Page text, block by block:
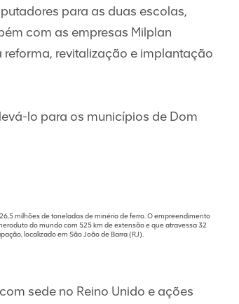
para as duas escolas,
com as empresas Milplan
reforma, revitalização e implantação
lo para os municípios de Dom
milhões de toneladas de minério de ferro. O empreendimento
do mundo com 525 km de extensão e que atravessa 32
localizado em São João de Barra (RJ).
sede no Reino Unido e ações